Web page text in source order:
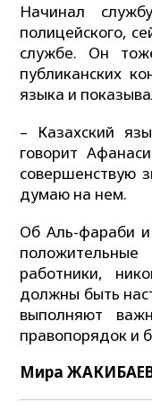
Начинал
полицейского,
службе. Он
публиканских
языка и
– Казахский
говорит
совершенствую
думаю на нем.
Об Аль-фараби
работники,
должны быть
выполняют
правопорядок и
Мира